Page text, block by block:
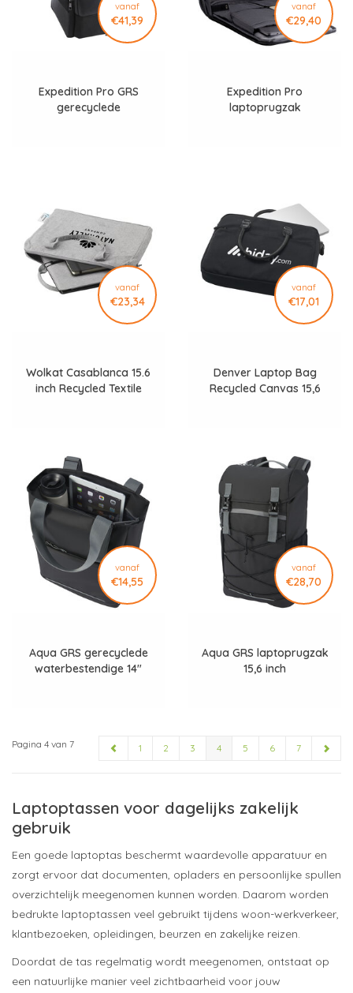
vanaf
€41,39
Expedition Pro GRS
gerecyclede
vanaf
€29,40
Expedition Pro
laptoprugzak
vanaf
€23,34
Wolkat Casablanca 15.6
inch Recycled Textile
vanaf
€17,01
Denver Laptop Bag
Recycled Canvas 15,6
vanaf
€14,55
Aqua GRS gerecyclede
waterbestendige 14"
vanaf
€28,70
Aqua GRS laptoprugzak
15,6 inch
Pagina 4 van 7 1 2 3 4 5 6 7
Laptoptassen voor dagelijks zakelijk
gebruik
Een goede laptoptas beschermt waardevolle apparatuur en
zorgt ervoor dat documenten, opladers en persoonlijke spullen
overzichtelijk meegenomen kunnen worden. Daarom worden
bedrukte laptoptassen veel gebruikt tijdens woon-werkverkeer,
klantbezoeken, opleidingen, beurzen en zakelijke reizen.
Doordat de tas regelmatig wordt meegenomen, ontstaat op
een natuurlijke manier veel zichtbaarheid voor jouw